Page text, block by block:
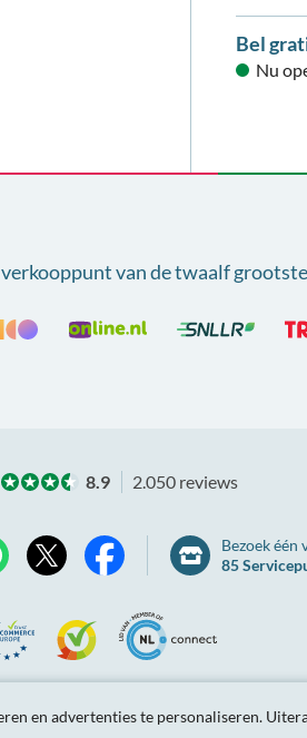
Bel
Nu
vande twaalf
8.9 2.050 reviews
Bezoek één
85
Kiyoh
NLconnect
overzicht Partnerprogramma
en advertenties te personaliseren.